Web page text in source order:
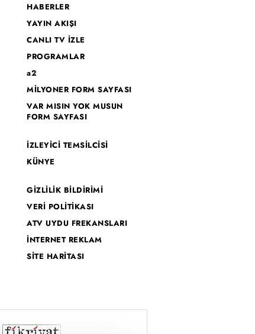
HABERLER
YAYIN AKIŞI
CANLI TV İZLE
PROGRAMLAR
a2
MİLYONER FORM SAYFASI
VAR MISIN YOK MUSUN
FORM SAYFASI
İZLEYİCİ TEMSİLCİSİ
KÜNYE
GİZLİLİK BİLDİRİMİ
VERİ POLİTİKASI
ATV UYDU FREKANSLARI
İNTERNET REKLAM
SİTE HARİTASI